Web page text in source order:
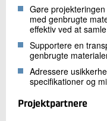
Gøre
med genbrugte
effektiv ved at
Supportere en
genbrugte
Adressere
specifikationer og
Projektpartnere